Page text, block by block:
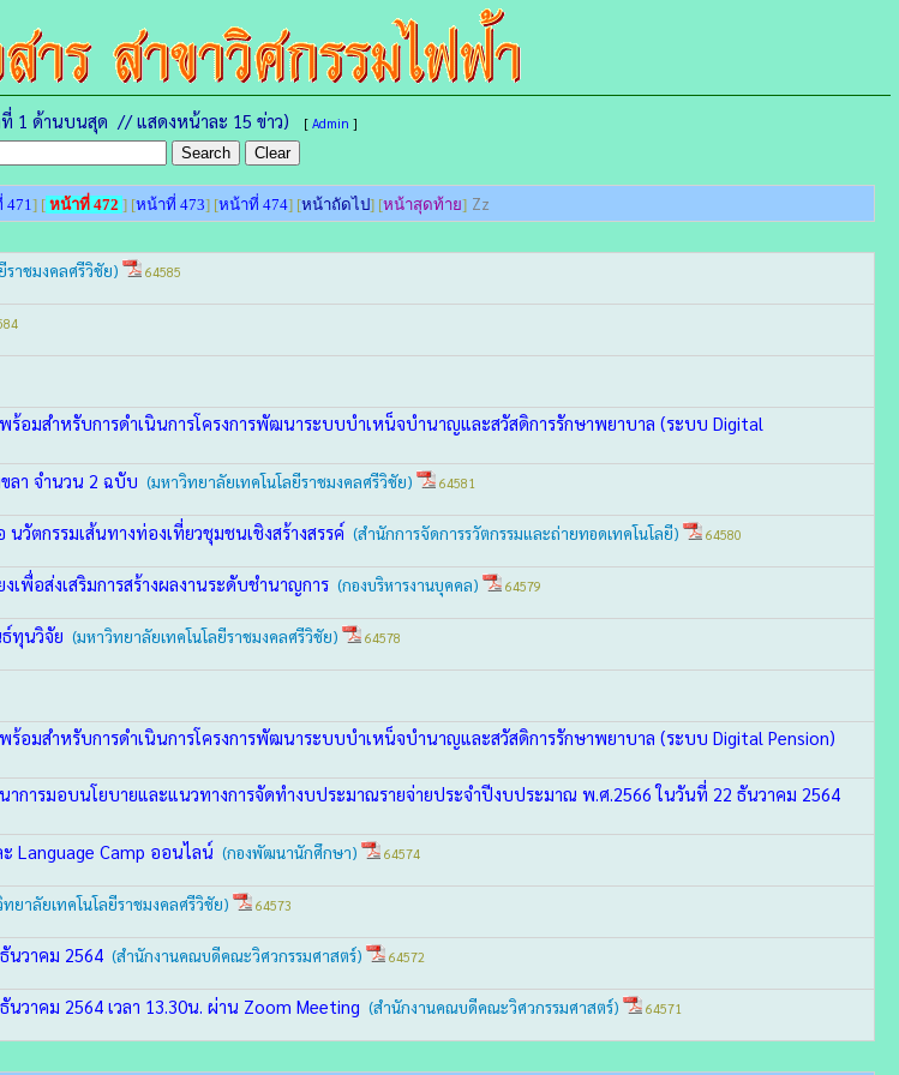
1 ด้านบนสุด // แสดงหน้าละ 15 ข่าว) [ Admin ]
471] [หน้าที่ 472 ] [หน้าที่ 473] [หน้าที่ 474] [หน้าถัดไป] [หน้าสุดท้าย] Zz
ราชมงคลศรีวิชัย) 64585
อมสำหรับการดำเนินการโครงการพัฒนาระบบบำเหน็จบำนาญและสวัสดิการรักษาพยาบาล (ระบบ Digital
ลา จำนวน 2 ฉบับ (มหาวิทยาลัยเทคโนโลยีราชมงคลศรีวิชัย) 64581
วัตกรรมเส้นทางท่องเที่ยวชุมชนเชิงสร้างสรรค์ (สำนักการจัดการรวัตกรรมและถ่ายทอดเทคโนโลยี) 64580
เพื่อส่งเสริมการสร้างผลงานระดับชำนาญการ (กองบริหารงานบุคคล) 64579
ทุนวิจัย (มหาวิทยาลัยเทคโนโลยีราชมงคลศรีวิชัย) 64578
อมสำหรับการดำเนินการโครงการพัฒนาระบบบำเหน็จบำนาญและสวัสดิการรักษาพยาบาล (ระบบ Digital Pension)
การมอบนโยบายและแนวทางการจัดทำงบประมาณรายจ่ายประจำปีงบประมาณ พ.ศ.2566 ในวันที่ 22 ธันวาคม 2564
Language Camp ออนไลน์ (กองพัฒนานักศึกษา) 64574
ยาลัยเทคโนโลยีราชมงคลศรีวิชัย) 64573
นวาคม 2564 (สำนักงานคณบดีคณะวิศวกรรมศาสตร์) 64572
วาคม 2564 เวลา 13.30น. ผ่าน Zoom Meeting (สำนักงานคณบดีคณะวิศวกรรมศาสตร์) 64571